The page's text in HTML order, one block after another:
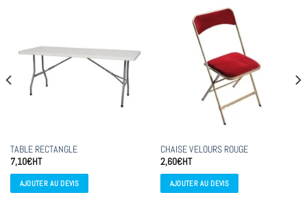
TABLE RECTANGLE
7,10€HT
AJOUTER AU DEVIS
CHAISE VELOURS ROUGE
2,60€HT
AJOUTER AU DEVIS